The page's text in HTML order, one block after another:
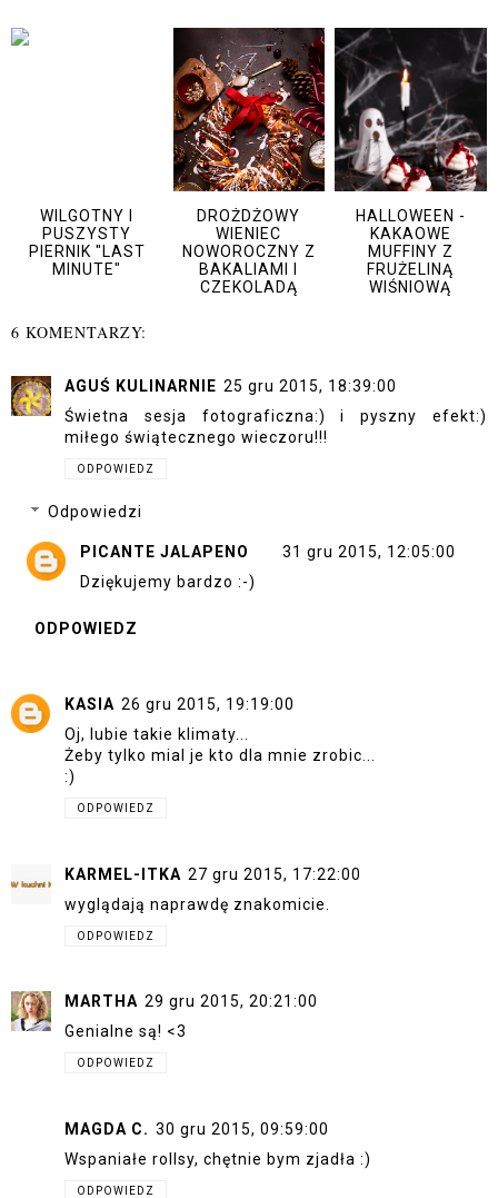
WILGOTNY I
PUSZYSTY
PIERNIK "LAST
MINUTE"
DROŻDŻOWY
WIENIEC
NOWOROCZNY Z
BAKALIAMI I
CZEKOLADĄ
HALLOWEEN -
KAKAOWE
MUFFINY Z
FRUŻELINĄ
WIŚNIOWĄ
6 KOMENTARZY:
AGUŚ KULINARNIE 25 gru 2015, 18:39:00
Świetna sesja fotograficzna:) i pyszny efekt:)
miłego świątecznego wieczoru!!!
ODPOWIEDZ
Odpowiedzi
PICANTE JALAPENO
31 gru 2015, 12:05:00
Dziękujemy bardzo :-)
ODPOWIEDZ
KASIA 26 gru 2015, 19:19:00
Oj, lubie takie klimaty...
Żeby tylko mial je kto dla mnie zrobic...
:)
ODPOWIEDZ
KARMEL-ITKA 27 gru 2015, 17:22:00
wyglądają naprawdę znakomicie.
ODPOWIEDZ
MARTHA 29 gru 2015, 20:21:00
Genialne są! <3
ODPOWIEDZ
MAGDA C. 30 gru 2015, 09:59:00
Wspaniałe rollsy, chętnie bym zjadła :)
ODPOWIEDZ